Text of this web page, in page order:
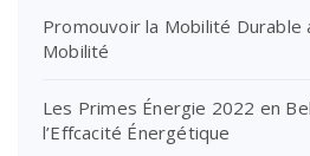
Promouvoir la Mobilité Durable
Mobilité
Les Primes Énergie 2022 en
l’Effcacité Énergétique